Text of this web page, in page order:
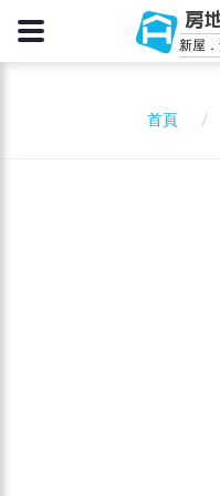
房
新屋
首頁